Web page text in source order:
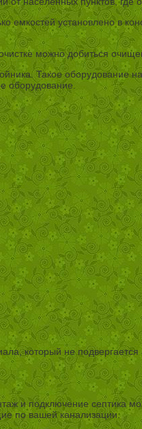
емкостей установлено в
можно добиться
Такое оборудование
оборудование.
который не
и подключение септика
по вашей канализации.